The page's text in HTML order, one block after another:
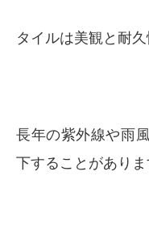
タイルは美観と耐
長年の紫外線や雨
下することがありま